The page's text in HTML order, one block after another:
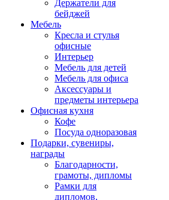
Держатели для
бейджей
Мебель
Кресла и стулья
офисные
Интерьер
Мебель для детей
Мебель для офиса
Аксессуары и
предметы интерьера
Офисная кухня
Кофе
Посуда одноразовая
Подарки, сувениры,
награды
Благодарности,
грамоты, дипломы
Рамки для
дипломов,